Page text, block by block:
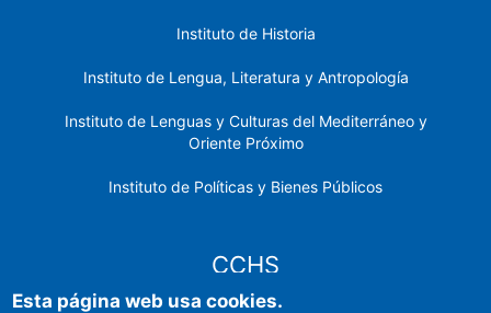
Instituto de Historia
Instituto de Lengua, Literatura y Antropología
Instituto de Lenguas y Culturas del Mediterráneo y
Oriente Próximo
Instituto de Políticas y Bienes Públicos
CCHS
Esta página web usa cookies.